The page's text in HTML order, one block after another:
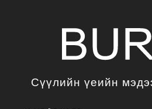
Сүүлийн үеийн